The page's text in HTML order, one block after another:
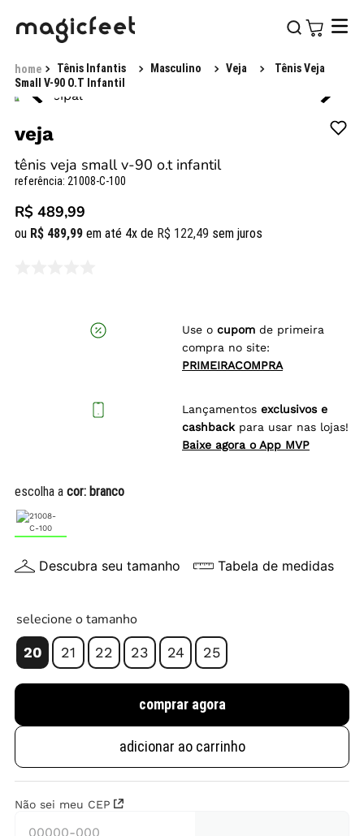
Tênis Infantis Masculino Veja
Tênis Veja
Small V-90 O.T Infantil
veja
tênis veja small v-90 o.t infantil
referência: 21008-C-100
R$ 489,99
ou R$ 489,99 em até 4x de R$ 122,49 sem juros
Use o cupom de primeira
compra no site:
PRIMEIRACOMPRA
Lançamentos exclusivos e
cashback para usar nas lojas!
Baixe agora o App MVP
escolha a cor: branco
Descubra seu tamanho Tabela de medidas
selecione o tamanho
20 21 22 23 24 25
comprar agora
adicionar ao carrinho
Não sei meu CEP